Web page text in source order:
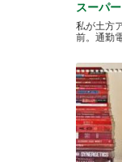
スーパ
私が土方
前。通勤